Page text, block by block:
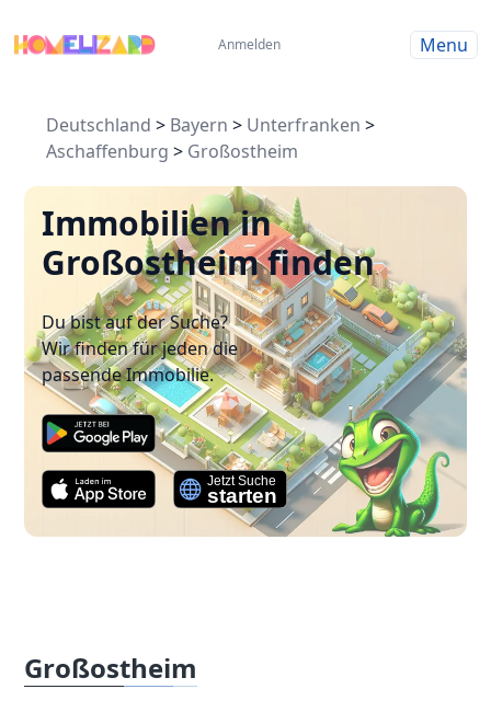
Anmelden Menu
Deutschland > Bayern > Unterfranken >
Aschaffenburg > Großostheim
Immobilien in
Großostheim finden
Du bist auf der Suche?
Wir finden für jeden die
passende Immobilie.
Großostheim